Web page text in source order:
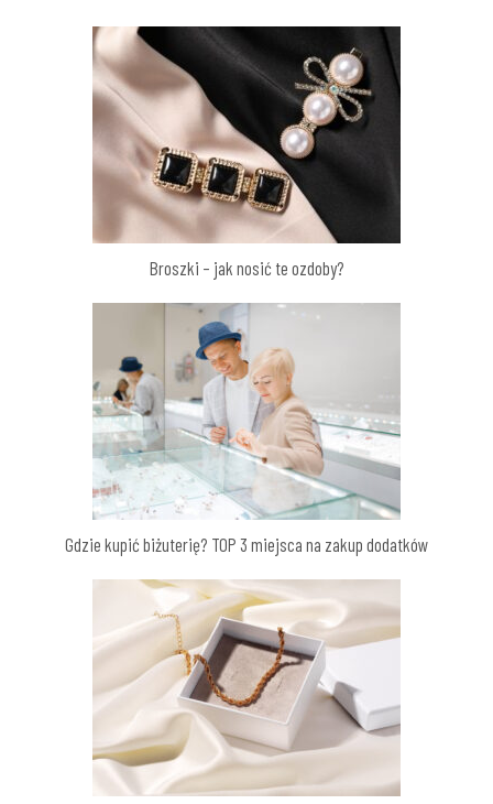
Broszki – jak nosić te ozdoby?
Gdzie kupić biżuterię? TOP 3 miejsca na zakup dodatków